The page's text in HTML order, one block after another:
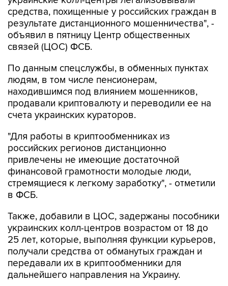
средства, похищенные у российских граждан в
результате дистанционного мошенничества", -
объявил в пятницу Центр общественных
связей (ЦОС) ФСБ.
По данным спецслужбы, в обменных пунктах
людям, в том числе пенсионерам,
находившимся под влиянием мошенников,
продавали криптовалюту и переводили ее на
счета украинских кураторов.
"Для работы в криптообменниках из
российских регионов дистанционно
привлечены не имеющие достаточной
финансовой грамотности молодые люди,
стремящиеся к легкому заработку", - отметили
в ФСБ.
Также, добавили в ЦОС, задержаны пособники
украинских колл-центров возрастом от 18 до
25 лет, которые, выполняя функции курьеров,
получали средства от обманутых граждан и
передавали их в криптообменники для
дальнейшего направления на Украину.